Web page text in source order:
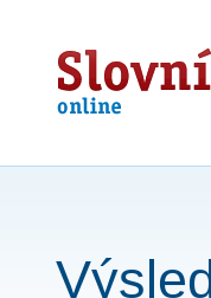
Slovník
online